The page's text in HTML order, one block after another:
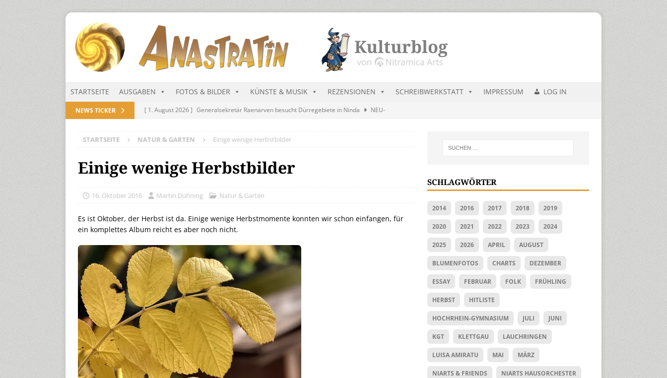
STARTSEITE AUSGABEN FOTOS & BILDER KÜNSTE & MUSIK REZENSIONEN SCHREIBWERKSTATT IMPRESSUM LOG IN
NEWS TICKER [ 1. August 2026 ] Generalsekretär Raenarven besucht Dürregebiete in Ninda
NEU-
[ 1. August 2026 ]
Niarts Musik wird erst mal unöffentlich…
[ 31. Juli 2026 ]
Des Himmels Blau
MALMEDIEN UND RATGEBER
[ 31. Juli 2026 ]
[ 1. August 2026 ] Die Niarts Charts im August 2026
STARTSEITE NATUR & GARTEN Einige wenige Herbstbilder
Einige wenige Herbstbilder
16. Oktober 2016 Martin Dühning Natur & Garten
Es ist Oktober, der Herbst ist da. Einige wenige Herbstmomente konnten wir schon einfangen, für
ein komplettes Album reicht es aber noch nicht.
SCHLAGWÖRTER
2014 2016 2017 2018 2019
2020 2021 2022 2023 2024
2025 2026 APRIL AUGUST
BLUMENFOTOS CHARTS DEZEMBER
ESSAY FEBRUAR FOLK FRÜHLING
HERBST HITLISTE
HOCHRHEIN-GYMNASIUM JULI JUNI
KGT KLETTGAU LAUCHRINGEN
LUISA AMIRATU MAI MÄRZ
NIARTS & FRIENDS NIARTS HAUSORCHESTER